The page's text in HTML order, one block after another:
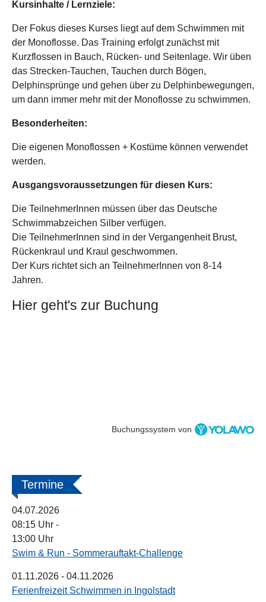
Kursinhalte / Lernziele:
Der Fokus dieses Kurses liegt auf dem Schwimmen mit
der Monoflosse. Das Training erfolgt zunächst mit
Kurzflossen in Bauch, Rücken- und Seitenlage. Wir üben
das Strecken-Tauchen, Tauchen durch Bögen,
Delphinsprünge und gehen über zu Delphinbewegungen,
um dann immer mehr mit der Monoflosse zu schwimmen.
Besonderheiten:
Die eigenen Monoflossen + Kostüme können verwendet
werden.
Ausgangsvoraussetzungen für diesen Kurs:
Die TeilnehmerInnen müssen über das Deutsche
Schwimmabzeichen Silber verfügen.
Die TeilnehmerInnen sind in der Vergangenheit Brust,
Rückenkraul und Kraul geschwommen.
Der Kurs richtet sich an TeilnehmerInnen von 8-14
Jahren.
Hier geht's zur Buchung
Buchungssystem von
Termine
04.07.2026
08:15 Uhr -
13:00 Uhr
Swim & Run - Sommerauftakt-Challenge
01.11.2026 - 04.11.2026
Ferienfreizeit Schwimmen in Ingolstadt